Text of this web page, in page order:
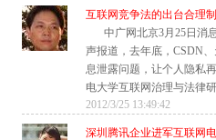
互联网竞争法的出台合理
中广网北京3月25日消
声报道，去年底，CSDN
息泄露问题，让个人隐私
电大学互联网治理与法律
2012/3/25 13:49:42
深圳腾讯企业进军互联网